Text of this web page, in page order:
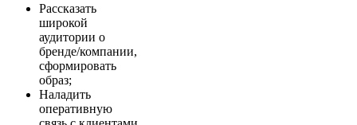
Рассказать
широкой
аудитории о
бренде/компании,
сформировать
образ;
Наладить
оперативную